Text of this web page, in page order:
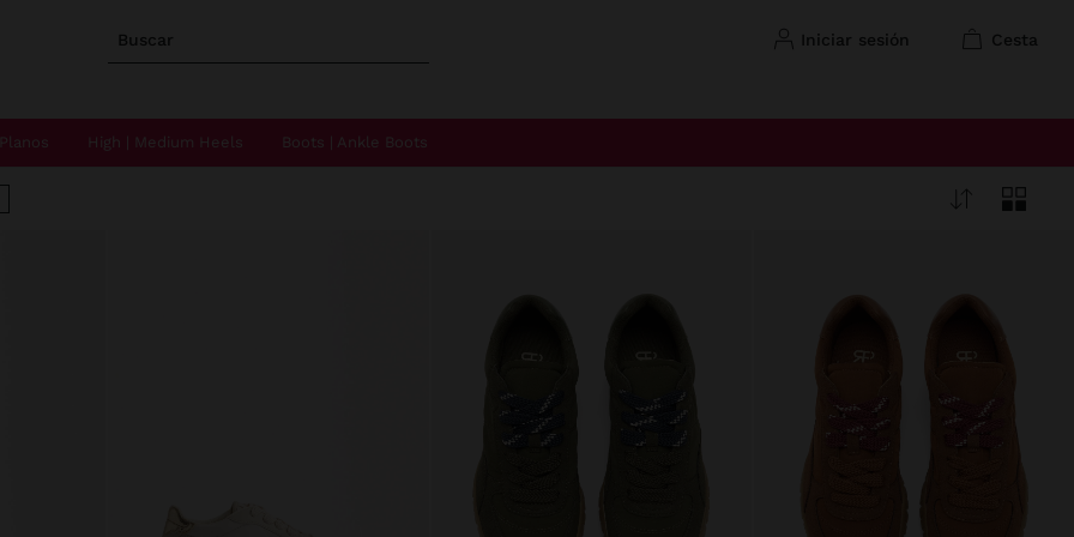
Buscar iniciar sesión cesta
High | Medium Heels Boots | Ankle Boots